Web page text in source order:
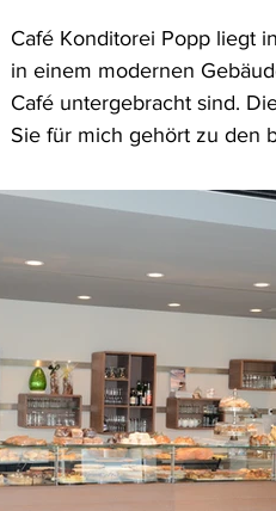
Café Konditorei Popp liegt
in einem modernen
Café untergebracht sind.
Sie für mich gehört zu den